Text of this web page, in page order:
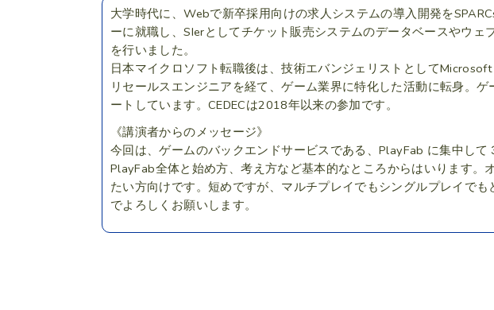
大学時代に、Webで新卒採用向けの求人システムの導入開発を
ーに就職し、SIerとしてチケット販売システムのデータベースやウ
を行いました。
日本マイクロソフト転職後は、技術エバンジェリストとして
リセールスエンジニアを経て、ゲーム業界に特化した活動に転身。
ートしています。CEDECは2018年以来の参加です。
《講演者からのメッセージ》
今回は、ゲームのバックエンドサービスである、PlayFab に集中し
PlayFab全体と始め方、考え方など基本的なところからはいります。
たい方向けです。短めですが、マルチプレイでもシングルプレイで
でよろしくお願いします。